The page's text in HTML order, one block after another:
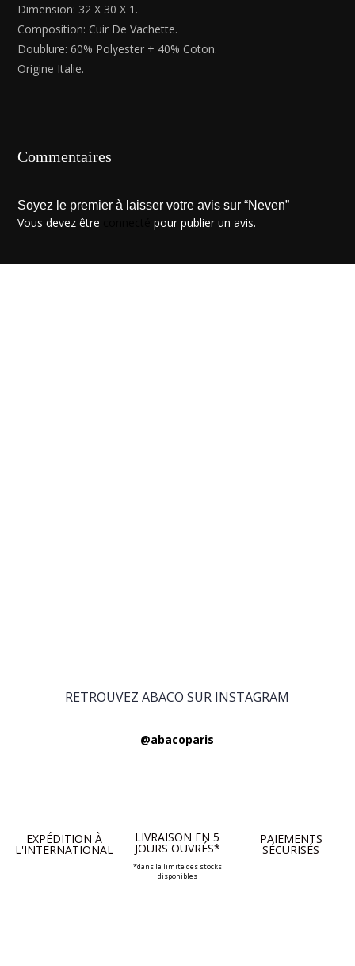
Dimension: 32 X 30 X 1.
Composition: Cuir De Vachette.
Doublure: 60% Polyester + 40% Coton.
Origine Italie.
Commentaires
Soyez le premier à laisser votre avis sur “Neven”
Vous devez être pour publier un avis.
RETROUVEZ ABACO SUR INSTAGRAM
@abacoparis
EXPÉDITION À
L'INTERNATIONAL
LIVRAISON EN 5
JOURS OUVRÉS*
*dans la limite des stocks
disponibles
PAIEMENTS
SÉCURISÉS